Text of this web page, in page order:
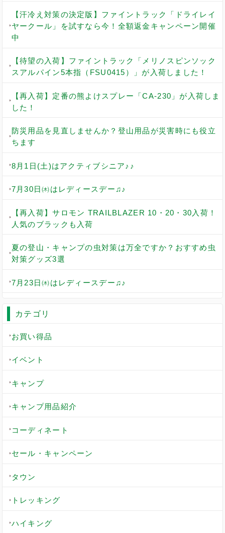
【汗冷え対策の決定版】ファイントラック「ドライレイ
ヤークール」を試すなら今！全額返金キャンペーン開催
中
【待望の入荷】ファイントラック「メリノスピンソック
スアルパイン5本指（FSU0415）」が入荷しました！
【再入荷】定番の熊よけスプレー「CA-230」が入荷しま
した！
防災用品を見直しませんか？登山用品が災害時にも役立
ちます
8月1日(土)はアクティブシニア♪♪
7月30日㈭はレディースデー♫♪
【再入荷】サロモン TRAILBLAZER 10・20・30入荷！
人気のブラックも入荷
夏の登山・キャンプの虫対策は万全ですか？おすすめ虫
対策グッズ3選
7月23日㈭はレディースデー♫♪
カテゴリ
お買い得品
イベント
キャンプ
キャンプ用品紹介
コーディネート
セール・キャンペーン
タウン
トレッキング
ハイキング